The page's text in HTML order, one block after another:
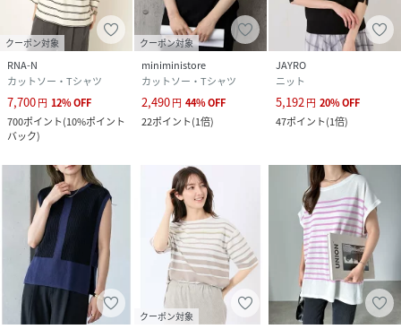
クーポン対象
RNA-N
カットソー・Tシャツ
7,700円 12%OFF
700ポイント(10%ポイント
バック)
クーポン対象
miniministore
カットソー・Tシャツ
2,490円 44%OFF
22ポイント(1倍)
JAYRO
ニット
5,192円 20%OFF
47ポイント(1倍)
クーポン対象